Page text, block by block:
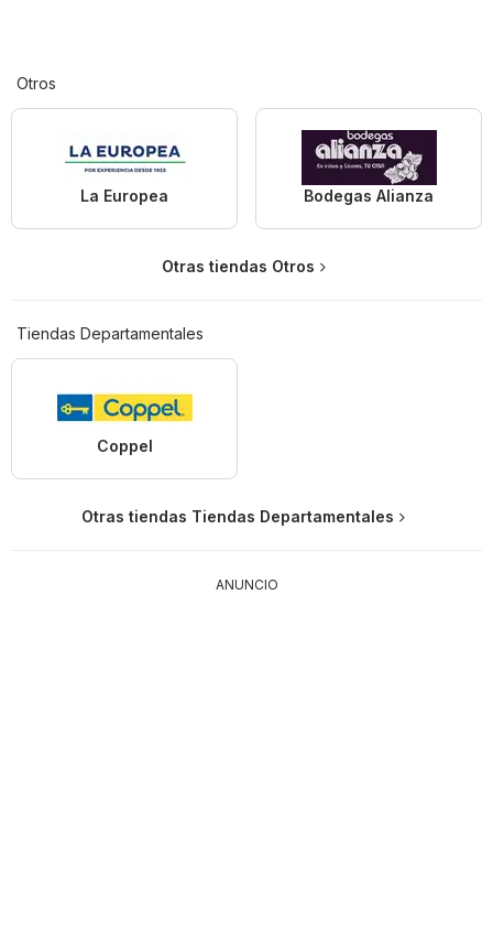
Otros
La Europea Bodegas Alianza
Otras tiendas Otros
Tiendas Departamentales
Coppel
Otras tiendas Tiendas Departamentales
ANUNCIO